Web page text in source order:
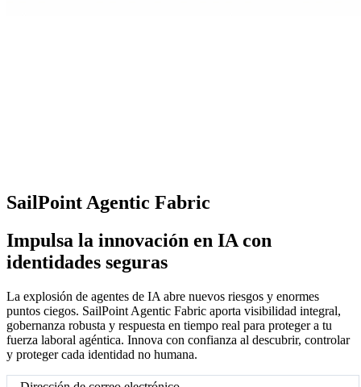
SailPoint Agentic Fabric
Impulsa la innovación en IA con
identidades seguras
La explosión de agentes de IA abre nuevos riesgos y enormes
puntos ciegos. SailPoint Agentic Fabric aporta visibilidad integral,
gobernanza robusta y respuesta en tiempo real para proteger a tu
fuerza laboral agéntica. Innova con confianza al descubrir, controlar
y proteger cada identidad no humana.